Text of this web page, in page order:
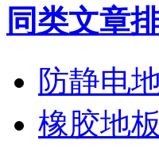
同类文章
防静电
橡胶地